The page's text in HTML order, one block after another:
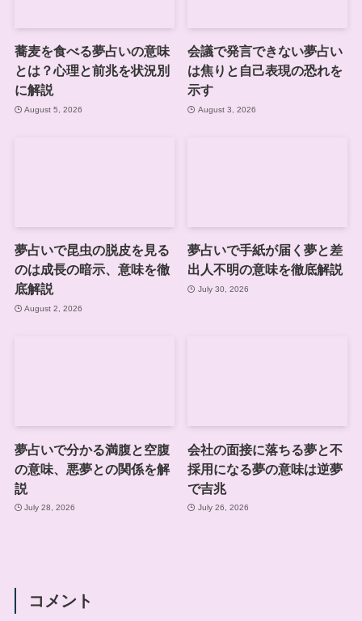
蕎麦を食べる夢占いの意味
とは？心理と前兆を状況別
に解説
August 5, 2026
会議で発言できない夢占い
は焦りと自己表現の恐れを
示す
August 3, 2026
夢占いで昆虫の脱皮を見る
のは成長の暗示、意味を徹
底解説
August 2, 2026
夢占いで手紙が届く夢と差
出人不明の意味を徹底解説
July 30, 2026
夢占いで分かる満腹と空腹
の意味、悪夢との関係を解
説
July 28, 2026
会社の面接に落ちる夢と不
採用になる夢の意味は逆夢
で吉兆
July 26, 2026
コメント